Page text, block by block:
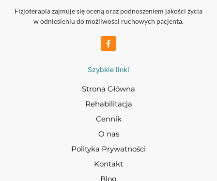
Fizjoterapia zajmuje się oceną oraz podnoszeniem jakości życia
w odniesieniu do możliwości ruchowych pacjenta.
Szybkie linki
Strona Główna
Rehabilitacja
Cennik
O nas
Polityka Prywatności
Kontakt
Blog